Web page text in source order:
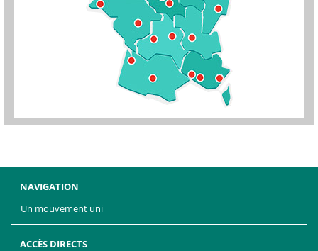
NAVIGATION
Un mouvement uni
ACCÈS DIRECTS